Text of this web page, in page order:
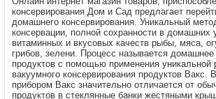
консервирования Дом и Сад предлагает
домашнего консервирования. Уникальный
консервации, полной сохранности в домашних
витаминных и вкусовых качеств рыбы, мяса,
грибов, зелени. Процесс называется
продуктов с помощью применения уникальной
вакуумного консервирования продуктов Вакс.
прибором Вакс значительно отличается от
продуктов в стеклянные банки жестяными